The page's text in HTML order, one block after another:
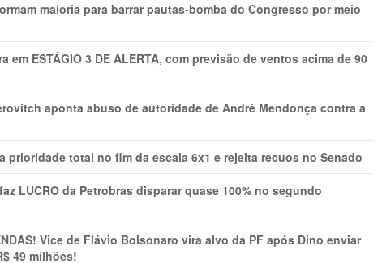
maioria para barrar pautas-bomba do Congresso por meio
em ESTÁGIO 3 DE ALERTA, com previsão de ventos acima de 90
aponta abuso de autoridade de André Mendonça contra a
prioridade total no fim da escala 6x1 e rejeita recuos no Senado
LUCRO da Petrobras disparar quase 100% no segundo
Vice de Flávio Bolsonaro vira alvo da PF após Dino enviar
49 milhões!